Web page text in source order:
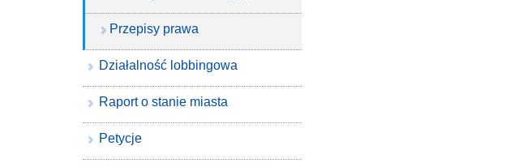
Przepisy prawa
Działalność lobbingowa
Raport o stanie miasta
Petycje